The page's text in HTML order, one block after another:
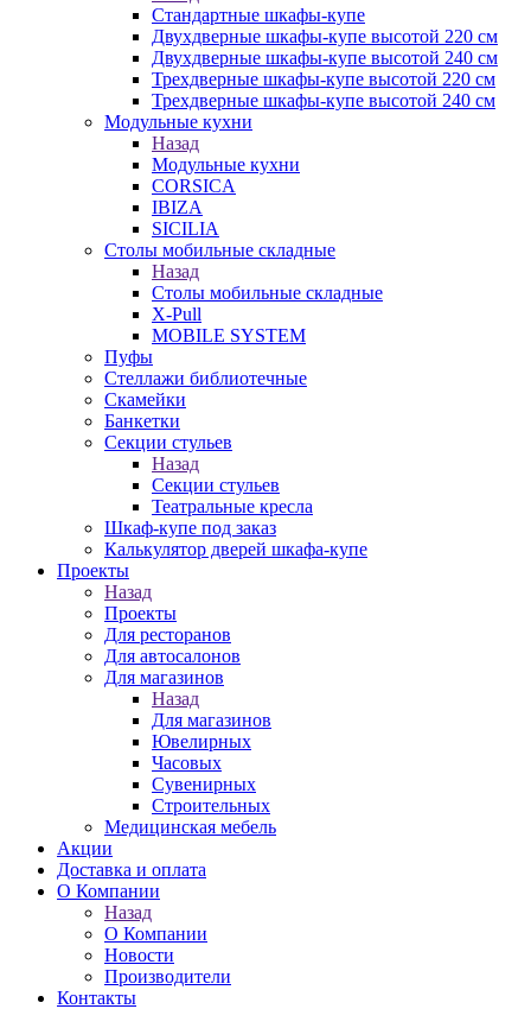
Стандартные шкафы-купе
Двухдверные шкафы-купе высотой 220 см
Двухдверные шкафы-купе высотой 240 см
Трехдверные шкафы-купе высотой 220 см
Трехдверные шкафы-купе высотой 240 см
Модульные кухни
Назад
Модульные кухни
CORSICA
IBIZA
SICILIA
Столы мобильные складные
Назад
Столы мобильные складные
X-Pull
MOBILE SYSTEM
Пуфы
Стеллажи библиотечные
Скамейки
Банкетки
Секции стульев
Назад
Секции стульев
Театральные кресла
Шкаф-купе под заказ
Калькулятор дверей шкафа-купе
Проекты
Назад
Проекты
Для ресторанов
Для автосалонов
Для магазинов
Назад
Для магазинов
Ювелирных
Часовых
Сувенирных
Строительных
Медицинская мебель
Акции
Доставка и оплата
О Компании
Назад
О Компании
Новости
Производители
Контакты